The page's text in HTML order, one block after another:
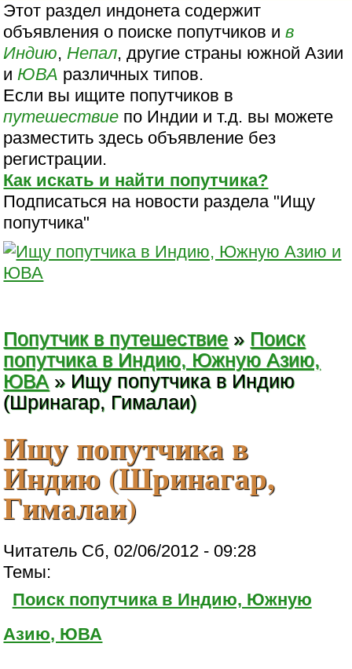
Этот раздел индонета содержит
объявления о поиске попутчиков ив
Индию,Непал, другие страны южной Азии
иЮВА различных типов.
Если вы ищите попутчиков в
путешествие по Индии и т.д. вы можете
разместить здесь объявление без
регистрации.
Как искать и найти попутчика?
Подписаться на новости раздела "Ищу
попутчика"
Попутчик в путешествие » Поиск
попутчика в Индию, Южную Азию,
ЮВА » Ищу попутчика в Индию
(Шринагар, Гималаи)
Ищу попутчика в
Индию (Шринагар,
Гималаи)
Читатель Сб, 02/06/2012 - 09:28
Темы:
Поиск попутчика в Индию, Южную
Азию, ЮВА